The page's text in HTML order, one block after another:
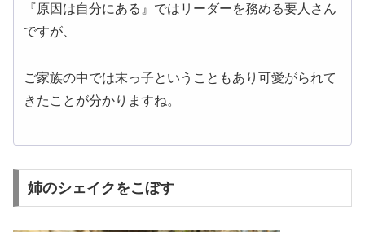
『原因は自分にある』ではリーダーを務める要人さん
ですが、
ご家族の中では末っ子ということもあり可愛がられて
きたことが分かりますね。
姉のシェイクをこぼす